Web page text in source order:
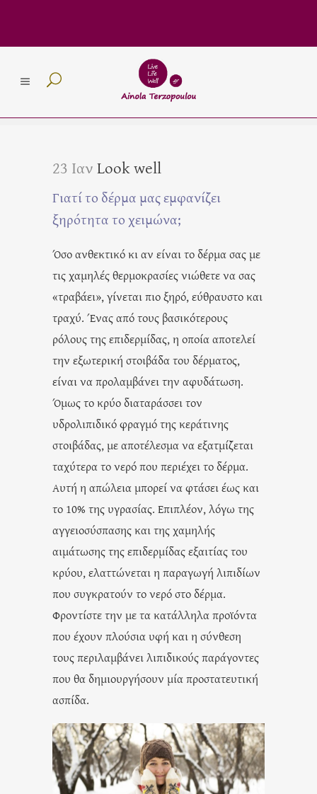
23 ΙανLook well
Γιατί το δέρμα μας εμφανίζει
ξηρότητα το χειμώνα;
Όσο ανθεκτικό κι αν είναι το δέρμα σας με
τις χαμηλές θερμοκρασίες νιώθετε να σας
«τραβάει», γίνεται πιο ξηρό, εύθραυστο και
τραχύ. Ένας από τους βασικότερους
ρόλους της επιδερμίδας, η οποία αποτελεί
την εξωτερική στοιβάδα του δέρματος,
είναι να προλαμβάνει την αφυδάτωση.
Όμως το κρύο διαταράσσει τον
υδρολιπιδικό φραγμό της κεράτινης
στοιβάδας, με αποτέλεσμα να εξατμίζεται
ταχύτερα το νερό που περιέχει το δέρμα.
Αυτή η απώλεια μπορεί να φτάσει έως και
το 10% της υγρασίας. Επιπλέον, λόγω της
αγγειοσύσπασης και της χαμηλής
αιμάτωσης της επιδερμίδας εξαιτίας του
κρύου, ελαττώνεται η παραγωγή λιπιδίων
που συγκρατούν το νερό στο δέρμα.
Φροντίστε την με τα κατάλληλα προϊόντα
που έχουν πλούσια υφή και η σύνθεση
τους περιλαμβάνει λιπιδικούς παράγοντες
που θα δημιουργήσουν μία προστατευτική
ασπίδα.